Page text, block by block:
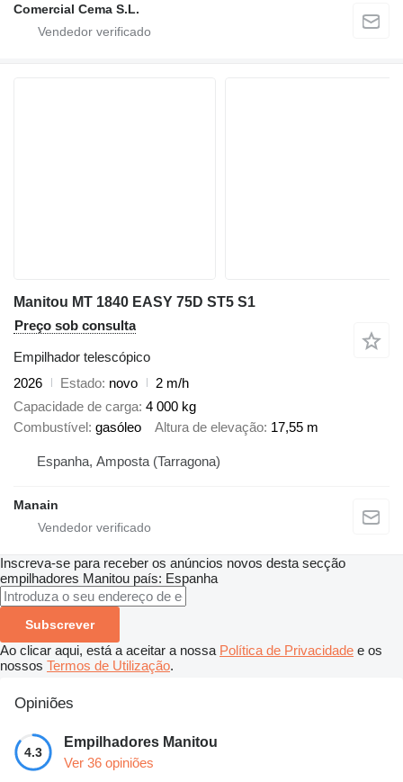
Comercial Cema S.L.
Manitou MT 1840 EASY 75D ST5 S1
Preço sob consulta
Empilhador telescópico
2026
Estado novo
2 m/h
Capacidade de carga 4 000 kg
Combustível gasóleo Altura de elevação 17,55 m
Espanha, Amposta (Tarragona)
Manain
Inscreva-se para receber os anúncios novos desta secção
empilhadores Manitou país: Espanha
Subscrever
Ao clicar aqui, está a aceitar a nossa Política de Privacidade e os
nossos Termos de Utilização.
Opiniões
4.3
Empilhadores Manitou
Ver 36 opiniões